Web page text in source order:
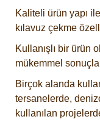
Kaliteli ürün yapı
kılavuz çekme
Kullanışlı bir ürün
mükemmel
Birçok alanda
tersanelerde,
kullanılan